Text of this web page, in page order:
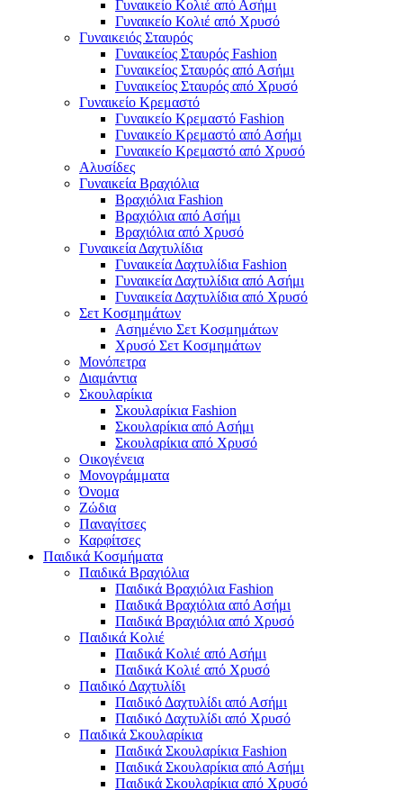
Γυναικείο Κολιέ από Ασήμι
Γυναικείο Κολιέ από Χρυσό
Γυναικειός Σταυρός
Γυναικείος Σταυρός Fashion
Γυναικείος Σταυρός από Ασήμι
Γυναικείος Σταυρός από Χρυσό
Γυναικείο Κρεμαστό
Γυναικείο Κρεμαστό Fashion
Γυναικείο Κρεμαστό από Ασήμι
Γυναικείο Κρεμαστό από Χρυσό
Αλυσίδες
Γυναικεία Βραχιόλια
Βραχιόλια Fashion
Βραχιόλια από Ασήμι
Βραχιόλια από Χρυσό
Γυναικεία Δαχτυλίδια
Γυναικεία Δαχτυλίδια Fashion
Γυναικεία Δαχτυλίδια από Ασήμι
Γυναικεία Δαχτυλίδια από Χρυσό
Σετ Κοσμημάτων
Ασημένιο Σετ Κοσμημάτων
Χρυσό Σετ Κοσμημάτων
Μονόπετρα
Διαμάντια
Σκουλαρίκια
Σκουλαρίκια Fashion
Σκουλαρίκια από Ασήμι
Σκουλαρίκια από Χρυσό
Οικογένεια
Μονογράμματα
Όνομα
Ζώδια
Παναγίτσες
Καρφίτσες
Παιδικά Κοσμήματα
Παιδικά Βραχιόλια
Παιδικά Βραχιόλια Fashion
Παιδικά Βραχιόλια από Ασήμι
Παιδικά Βραχιόλια από Χρυσό
Παιδικά Κολιέ
Παιδικά Κολιέ από Ασήμι
Παιδικά Κολιέ από Χρυσό
Παιδικό Δαχτυλίδι
Παιδικό Δαχτυλίδι από Ασήμι
Παιδικό Δαχτυλίδι από Χρυσό
Παιδικά Σκουλαρίκια
Παιδικά Σκουλαρίκια Fashion
Παιδικά Σκουλαρίκια από Ασήμι
Παιδικά Σκουλαρίκια από Χρυσό